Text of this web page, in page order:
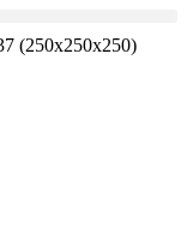
(250x250x250)